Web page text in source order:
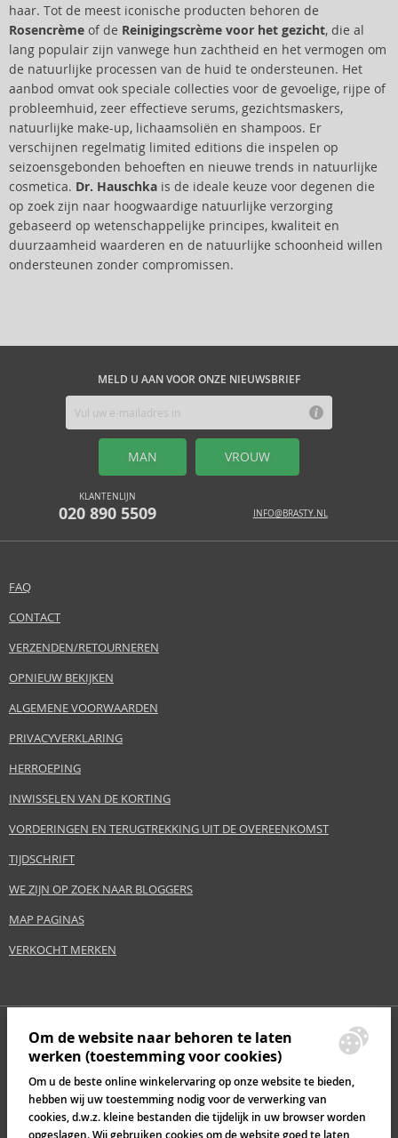
haar. Tot de meest iconische producten behoren de
Rosencrème of de Reinigingscrème voor het gezicht, die al
lang populair zijn vanwege hun zachtheid en het vermogen om
de natuurlijke processen van de huid te ondersteunen. Het
aanbod omvat ook speciale collecties voor de gevoelige, rijpe of
probleemhuid, zeer effectieve serums, gezichtsmaskers,
natuurlijke make-up, lichaamsoliën en shampoos. Er
verschijnen regelmatig limited editions die inspelen op
seizoensgebonden behoeften en nieuwe trends in natuurlijke
cosmetica. Dr. Hauschka is de ideale keuze voor degenen die
op zoek zijn naar hoogwaardige natuurlijke verzorging
gebaseerd op wetenschappelijke principes, kwaliteit en
duurzaamheid waarderen en de natuurlijke schoonheid willen
ondersteunen zonder compromissen.
MELD U AAN VOOR ONZE NIEUWSBRIEF
MAN VROUW
KLANTENLIJN
020 890 5509 INFO@BRASTY.NL
FAQ
CONTACT
VERZENDEN/RETOURNEREN
OPNIEUW BEKIJKEN
ALGEMENE VOORWAARDEN
PRIVACYVERKLARING
HERROEPING
INWISSELEN VAN DE KORTING
VORDERINGEN EN TERUGTREKKING UIT DE OVEREENKOMST
TIJDSCHRIFT
WE ZIJN OP ZOEK NAAR BLOGGERS
MAP PAGINAS
VERKOCHT MERKEN
Om de website naar behoren te laten
werken (toestemming voor cookies)
Om u de beste online winkelervaring op onze website te bieden,
hebben wij uw toestemming nodig voor de verwerking van
cookies, d.w.z. kleine bestanden die tijdelijk in uw browser worden